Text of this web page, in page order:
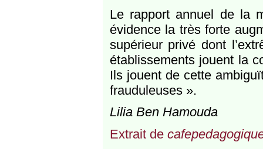
Le rapport annuel de la
évidence la très forte
supérieur privé dont
établissements jouent la
Ils jouent de cette
frauduleuses ».
Lilia Ben Hamouda
Extrait de